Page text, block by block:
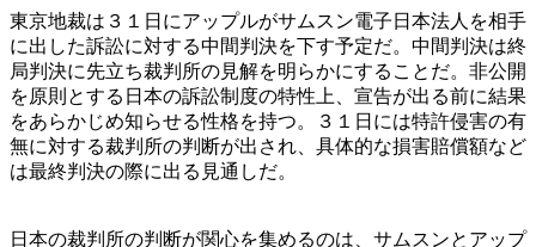
東京地裁は３１日にアップルがサムスン電子日本法人を相手
に出した訴訟に対する中間判決を下す予定だ。中間判決は終
局判決に先立ち裁判所の見解を明らかにすることだ。非公開
を原則とする日本の訴訟制度の特性上、宣告が出る前に結果
をあらかじめ知らせる性格を持つ。３１日には特許侵害の有
無に対する裁判所の判断が出され、具体的な損害賠償額など
は最終判決の際に出る見通しだ。
日本の裁判所の判断が関心を集めるのは、サムスンとアップ